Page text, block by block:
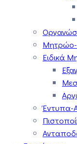
Μητρώο-
Ειδικά
Έντυπα-